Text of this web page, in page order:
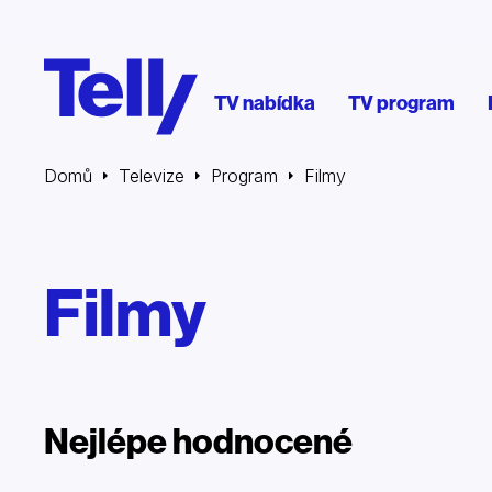
TV nabídka TV program
Domů Televize Program Filmy
Filmy
Nejlépe hodnocené